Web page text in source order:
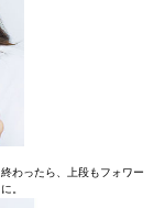
わったら、上段もフォワー
。